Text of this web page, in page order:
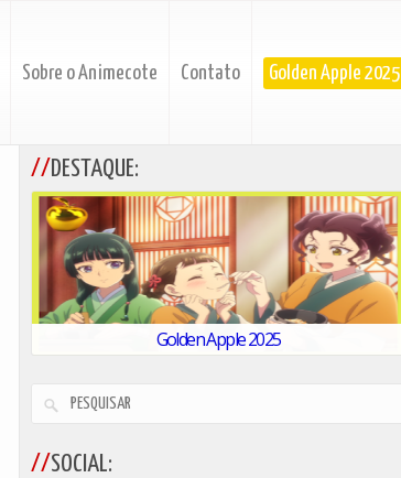
Sobre o Animecote Contato Golden Apple 2025
DESTAQUE:
Golden Apple 2025
SOCIAL: